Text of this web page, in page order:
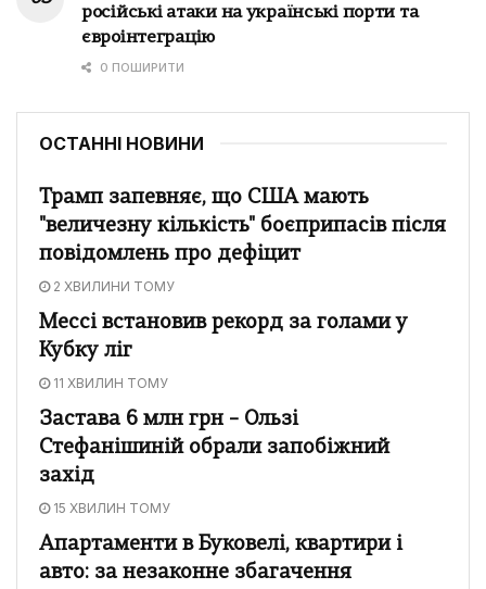
російські атаки на українські порти та
євроінтеграцію
0 ПОШИРИТИ
ОСТАННІ НОВИНИ
Трамп запевняє, що США мають
"величезну кількість" боєприпасів після
повідомлень про дефіцит
2 ХВИЛИНИ ТОМУ
Мессі встановив рекорд за голами у
Кубку ліг
11 ХВИЛИН ТОМУ
Застава 6 млн грн – Ользі
Стефанішиній обрали запобіжний
захід
15 ХВИЛИН ТОМУ
Апартаменти в Буковелі, квартири і
авто: за незаконне збагачення